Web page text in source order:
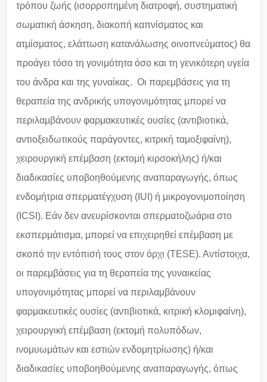
τρόπου ζωής (ισορροπημένη διατροφή, συστηματική
σωματική άσκηση, διακοπή καπνίσματος και
ατμίσματος, ελάττωση κατανάλωσης οινοπνεύματος) θα
προάγει τόσο τη γονιμότητα όσο και τη γενικότερη υγεία
του άνδρα και της γυναίκας. Οι παρεμβάσεις για τη
θεραπεία της ανδρικής υπογονιμότητας μπορεί να
περιλαμβάνουν φαρμακευτικές ουσίες (αντιβιοτικά,
αντιοξειδωτικούς παράγοντες, κιτρική ταμοξιφαίνη),
χειρουργική επέμβαση (εκτομή κιρσοκήλης) ή/και
διαδικασίες υποβοηθούμενης αναπαραγωγής, όπως
ενδομήτρια σπερματέγχυση (IUI) ή μικρογονιμοποίηση
(ICSI). Εάν δεν ανευρίσκονται σπερματοζωάρια στο
εκσπερμάτισμα, μπορεί να επιχειρηθεί επέμβαση με
σκοπό την εντόπισή τους στον όρχι (TESE). Αντίστοιχα,
οι παρεμβάσεις για τη θεραπεία της γυναικείας
υπογονιμότητας μπορεί να περιλαμβάνουν
φαρμακευτικές ουσίες (αντιβιοτικά, κιτρική κλομιφαίνη),
χειρουργική επέμβαση (εκτομή πολυπόδων,
ινομυωμάτων και εστιών ενδομητρίωσης) ή/και
διαδικασίες υποβοηθούμενης αναπαραγωγής, όπως